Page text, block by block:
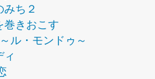
みち２
巻きおこす
ル・モンドゥ～
ィ